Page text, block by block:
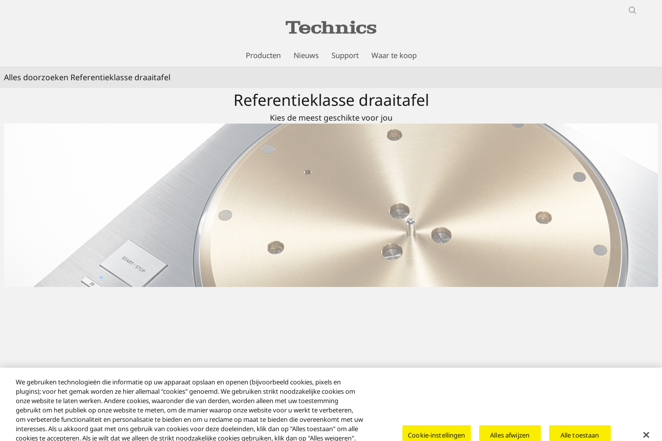
Producten Nieuws Support Waar te koop
Alles doorzoeken Referentieklasse draaitafel
Kies de meest geschikte voor jou
Referentieklasse draaitafel
Produits Reference Class Referentieklasse draaitafel
Facebook X YouTube
Instagram
Gebruiksvoorwaarden
Mededeling bescherming persoonsgegevens Cookiebeleid Toegankelijkheid Rapporteren EU-gegevensverordering Wettelijke Garantie
We gebruiken technologieën die informatie op uw apparaat opslaan en openen (bijvoorbeeld cookies, pixels en
plugins); voor het gemak worden ze hier allemaal "cookies" genoemd. We gebruiken strikt noodzakelijke cookies om
onze website te laten werken. Andere cookies, waaronder die van derden, worden alleen met uw toestemming
gebruikt om het publiek op onze website te meten, om de manier waarop onze website voor u werkt te verbeteren,
om verbeterde functionaliteit en personalisatie te bieden en om u reclame op maat te bieden die overeenkomt met uw
interesses. Als u akkoord gaat met ons gebruik van cookies voor deze doeleinden, klik dan op "Alles toestaan" om alle
cookies te accepteren. Als je wilt dat we alleen de strikt noodzakelijke cookies gebruiken, klik dan op "Alles weigeren".
Cookie-instellingen Alles afwijzen Alle toestaan